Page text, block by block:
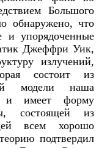
Большого
обнаружено, что
и упорядоченные
Джеффри Уик,
излучений,
состоит из
модели наша
и имеет форму
состоящей из
всем хорошо
подтвердил